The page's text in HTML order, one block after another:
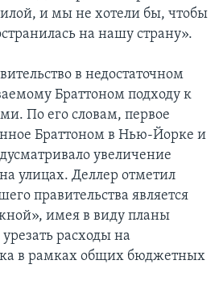
и мы не хотели бы, чтобы
на нашу страну».
в недостаточном
Браттоном подходу к
По его словам, первое
Браттоном в Нью-Йорке и
увеличение
улицах. Деллер отметил
правительства является
имея в виду планы
расходы на
в рамках общих бюджетных